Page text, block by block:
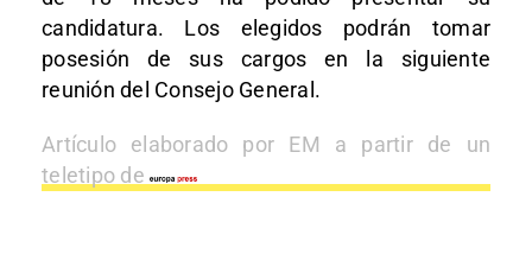
candidatura. Los elegidos podrán tomar
posesión de sus cargos en la siguiente
reunión del Consejo General.
Artículo elaborado por EM a partir de un
teletipo de